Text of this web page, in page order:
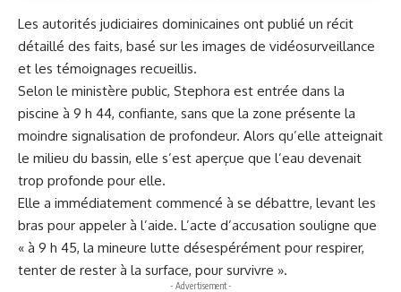
Les autorités judiciaires dominicaines ont publié un récit
détaillé des faits, basé sur les images de vidéosurveillance
et les témoignages recueillis.
Selon le ministère public, Stephora est entrée dans la
piscine à 9 h 44, confiante, sans que la zone présente la
moindre signalisation de profondeur. Alors qu’elle atteignait
le milieu du bassin, elle s’est aperçue que l’eau devenait
trop profonde pour elle.
Elle a immédiatement commencé à se débattre, levant les
bras pour appeler à l’aide. L’acte d’accusation souligne que
« à 9 h 45, la mineure lutte désespérément pour respirer,
tenter de rester à la surface, pour survivre ».
- Advertisement -